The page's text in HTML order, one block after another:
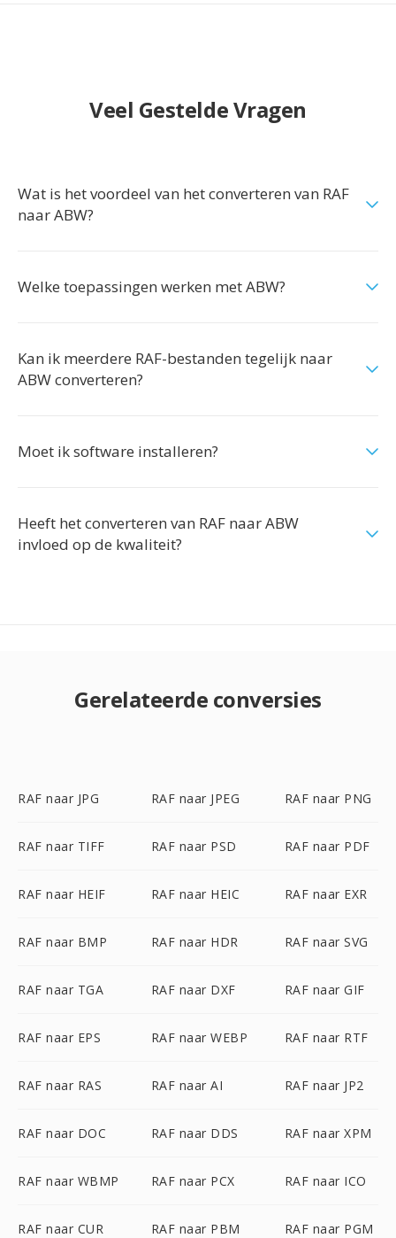
Veel Gestelde Vragen
Wat is het voordeel van het converteren van RAF
naar ABW?
Welke toepassingen werken met ABW?
Kan ik meerdere RAF-bestanden tegelijk naar
ABW converteren?
Moet ik software installeren?
Heeft het converteren van RAF naar ABW
invloed op de kwaliteit?
Gerelateerde conversies
RAF naar JPG RAF naar JPEG RAF naar PNG
RAF naar TIFF RAF naar PSD RAF naar PDF
RAF naar HEIF RAF naar HEIC RAF naar EXR
RAF naar BMP RAF naar HDR RAF naar SVG
RAF naar TGA RAF naar DXF RAF naar GIF
RAF naar EPS RAF naar WEBP RAF naar RTF
RAF naar RAS RAF naar AI RAF naar JP2
RAF naar DOC RAF naar DDS RAF naar XPM
RAF naar WBMP RAF naar PCX RAF naar ICO
RAF naar CUR RAF naar PBM RAF naar PGM